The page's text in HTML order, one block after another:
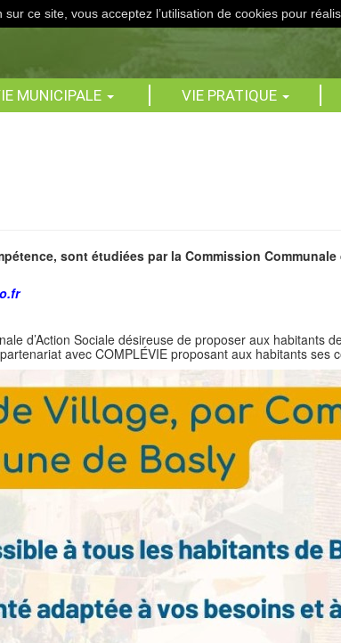
MUNICIPALE VIE PRATIQUE
sont étudiées par la Commission
d’Action Sociale désireuse de proposer aux habitants
avec COMPLÉVIE proposant aux habitants
ce site, vous acceptez l’utilisation de cookies pour